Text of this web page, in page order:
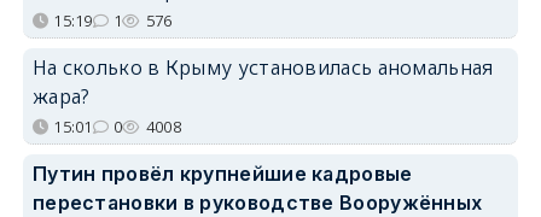
15:19 1 576
На сколько в Крыму установилась аномальная
жара?
15:01 0 4008
Путин провёл крупнейшие кадровые
перестановки в руководстве Вооружённых